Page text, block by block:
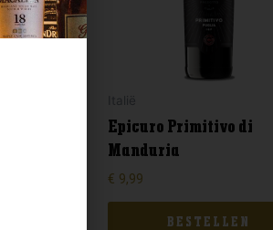
Epicuro Primitivo di
Manduria
€ 9,99
BESTELLEN